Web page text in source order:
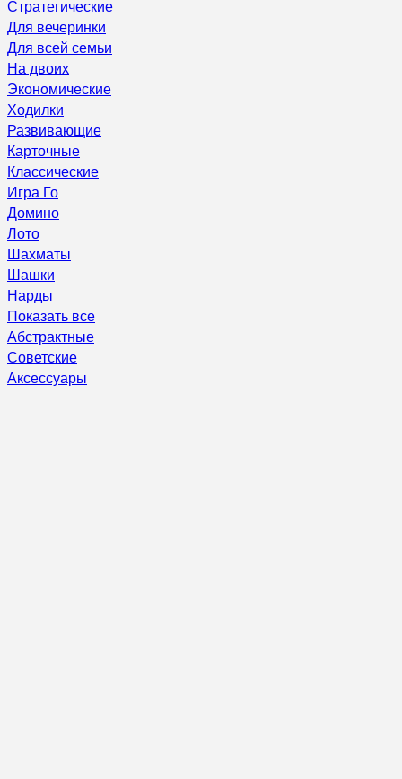
Стратегические
Для вечеринки
Для всей семьи
На двоих
Экономические
Ходилки
Развивающие
Карточные
Классические
Игра Го
Домино
Лото
Шахматы
Шашки
Нарды
Показать все
Абстрактные
Советские
Аксессуары